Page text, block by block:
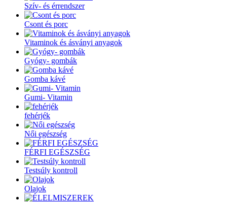
Szív- és érrendszer
Csont és porc
Vitaminok és ásványi anyagok
Gyógy- gombák
Gomba kávé
Gumi- Vitamin
fehérjék
Női egészség
FÉRFI EGÉSZSÉG
Testsúly kontroll
Olajok